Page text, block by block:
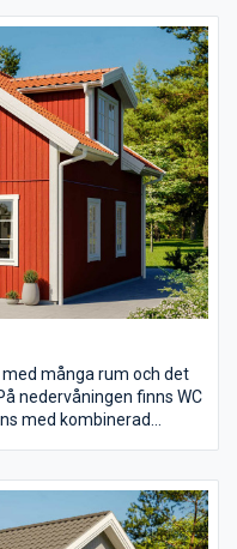
spetsen med höga
för många.
många rum och det
nedervåningen finns WC
med kombinerad
till fler sovrum om så